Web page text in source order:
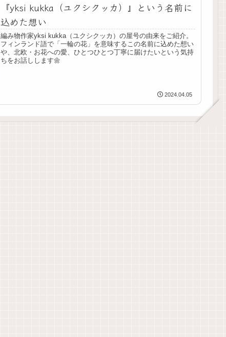
『yksi kukka（ユクシクッカ）』という名前に
込めた想い
編み物作家yksi kukka（ユクシクッカ）の屋号の由来をご紹介。
フィンランド語で「一輪の花」を意味するこの名前に込めた想い
や、北欧・お花への愛、ひとつひとつ丁寧に届けたいという気持
ちをお話しします🌼
2024.04.05